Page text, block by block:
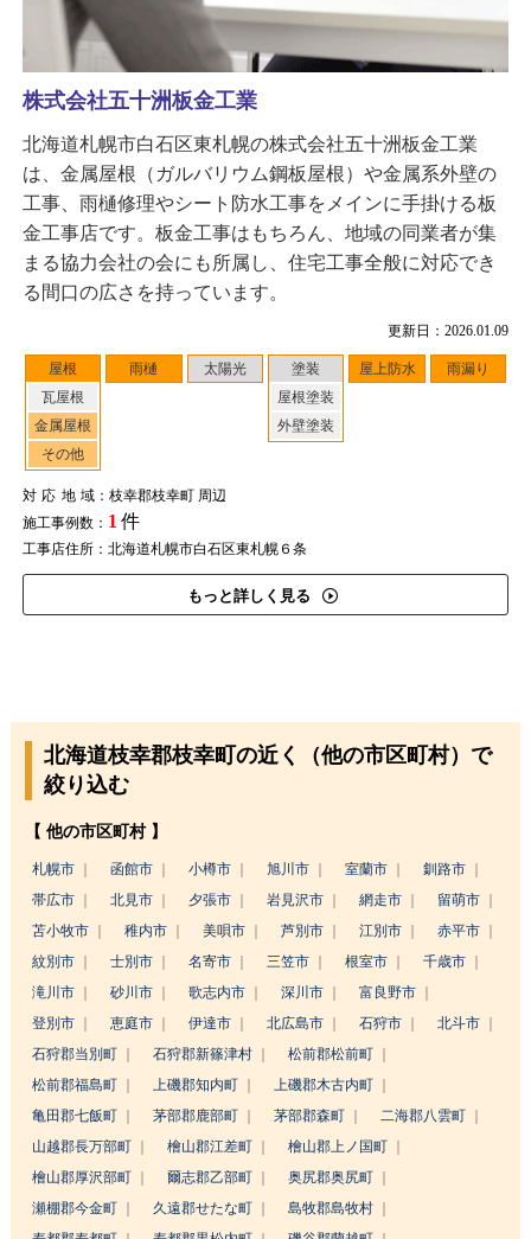
更新日：2026.01.09
屋根
瓦屋根
金属屋根
その他
雨樋 太陽光
塗装
屋根塗装
外壁塗装
屋上防水 雨漏り
対応地域：枝幸郡枝幸町 周辺
施工事例数： 1 件
工事店住所：北海道札幌市白石区東札幌６条
もっと詳しく見る
株式会社五十洲板金工業
北海道札幌市白石区東札幌の株式会社五十洲板金工業
は、金属屋根（ガルバリウム鋼板屋根）や金属系外壁の
工事、雨樋修理やシート防水工事をメインに手掛ける板
金工事店です。板金工事はもちろん、地域の同業者が集
まる協力会社の会にも所属し、住宅工事全般に対応でき
る間口の広さを持っています。
北海道枝幸郡枝幸町の近く（他の市区町村）で
絞り込む
【 他の市区町村 】
札幌市 函館市 小樽市 旭川市 室蘭市
釧路市
帯広市
北見市 夕張市 岩見沢市 網走市
留萌市
苫小牧市
稚内市 美唄市 芦別市 江別市
赤平市
紋別市
士別市 名寄市 三笠市 根室市
千歳市
滝川市
砂川市 歌志内市 深川市
富良野市
登別市
恵庭市 伊達市 北広島市 石狩市
北斗市
石狩郡当別町
石狩郡新篠津村
松前郡松前町
松前郡福島町
上磯郡知内町
上磯郡木古内町
亀田郡七飯町
茅部郡鹿部町 茅部郡森町
二海郡八雲町
山越郡長万部町
檜山郡江差町
檜山郡上ノ国町
檜山郡厚沢部町
爾志郡乙部町
奥尻郡奥尻町
瀬棚郡今金町
久遠郡せたな町
島牧郡島牧村